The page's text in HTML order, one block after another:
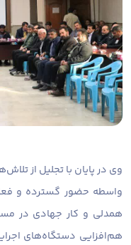
وی در پایان با تجلیل از
واسطه حضور گسترده و
همدلی و کار جهادی در
هم‌افزایی دستگاه‌های